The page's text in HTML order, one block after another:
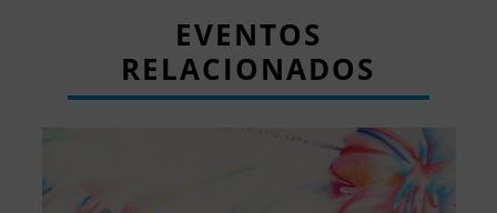
EVENTOS
RELACIONADOS